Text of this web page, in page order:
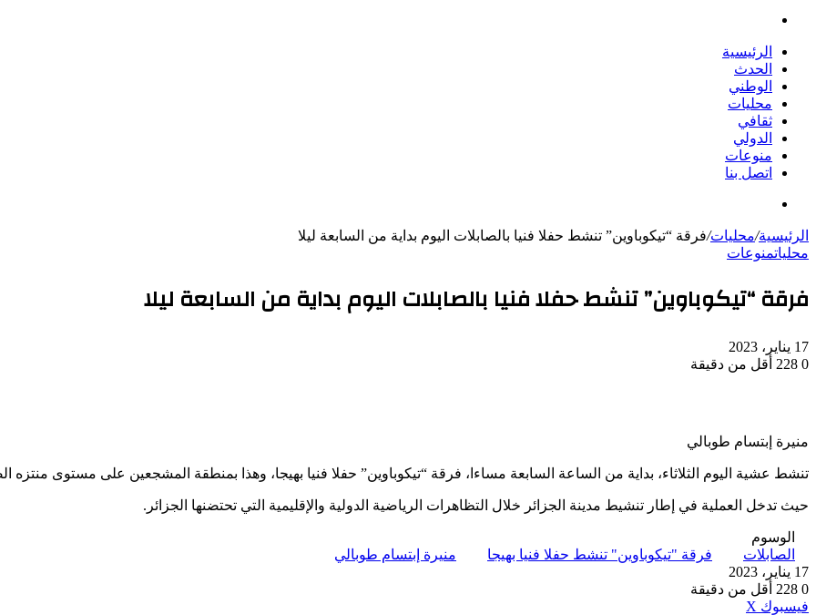
الرئيسية
الحدث
الوطني
محليات
ثقافي
الدولي
منوعات
اتصل بنا
الرئيسية/محليات/فرقة “تيكوباوين” تنشط حفلا فنيا بالصابلات اليوم بداية من السابعة ليلا
محلياتمنوعات
فرقة “تيكوباوين” تنشط حفلا فنيا بالصابلات اليوم بداية من السابعة ليلا
17 يناير، 2023
0
أقل من دقيقة
منيرة إبتسام طوبالي
تنشط عشية اليوم الثلاثاء، بداية من الساعة السابعة مساءا، فرقة “تيكوباوين” حفلا فنيا بهيجا، وهذا بمنطقة المشجعين على مستوى منتزه
حيث تدخل العملية في إطار تنشيط مدينة الجزائر خلال التظاهرات الرياضية الدولية والإقليمية التي تحتضنها الجزائر.
الوسوم
الصابلات
فرقة "تيكوباوين" تنشط حفلا فنيا بهيجا
منيرة إبتسام طوبالي
17 يناير، 2023
0
أقل من دقيقة
فيسبوك ‫X